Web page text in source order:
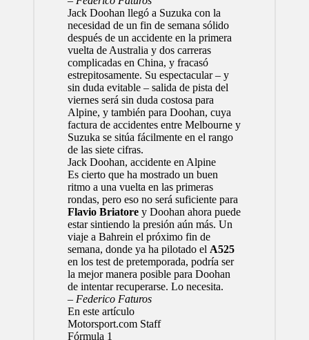
Jack Doohanllegó a Suzuka con la
necesidad de un fin de semana sólido
después de un accidente en la primera
vuelta de Australia y dos carreras
complicadas en China, y fracasó
estrepitosamente. Su espectacular – y
sin duda evitable – salida de pista del
viernesserá sin duda costosa para
Alpine, y también para Doohan, cuya
factura de accidentes entre Melbourne y
Suzuka se sitúa fácilmente en el rango
de las siete cifras.
Jack Doohan, accidente en Alpine
Es cierto que ha mostrado un buen
ritmo a una vuelta en las primeras
rondas, pero eso no será suficiente para
Flavio Briatorey Doohan ahora puede
estar sintiendo la presión aún más. Un
viaje a Bahrein el próximo fin de
semana, donde ya ha pilotado el A525
en los test de pretemporada, podría ser
la mejor manera posible para Doohan
de intentar recuperarse. Lo necesita.
– Federico Faturos
En este artículo
Motorsport.com Staff
Fórmula 1